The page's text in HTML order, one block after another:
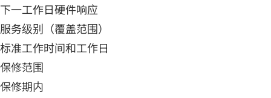
下一工作日硬件响应
服务级别（覆盖范围）
标准工作时间和工作日
保修范围
保修期内